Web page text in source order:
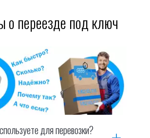
о переезде под ключ
для перевозки?